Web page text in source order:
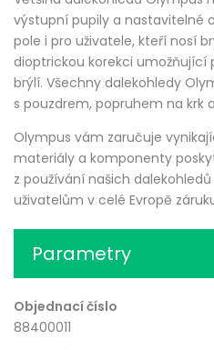
výstupní pupily a nastavitelné
pole i pro uživatele, kteří nosí
dioptrickou korekci umožňující
brýlí. Všechny dalekohledy
s pouzdrem, popruhem na krk
Olympus vám zaručuje
materiály a komponenty
z používání našich
uživatelům v celé Evropě
Parametry
Objednací číslo
88400011